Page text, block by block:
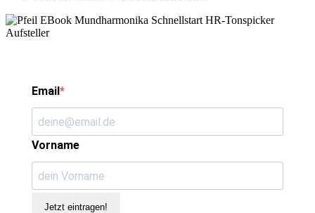
Email
Vorname
Jetzt eintragen!